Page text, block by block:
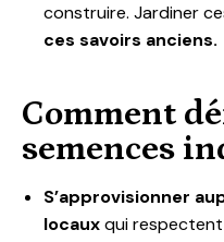
construire. Jardiner
ces savoirs anciens.
Comment
semences
S’approvisionner
locauxqui